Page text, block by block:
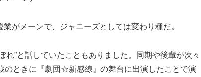
がメーンで、ジャニーズとしては変わり種だ。
れ”と話していたこともありました。同期や後輩が次々
のときに『劇団☆新感線』の舞台に出演したことで演